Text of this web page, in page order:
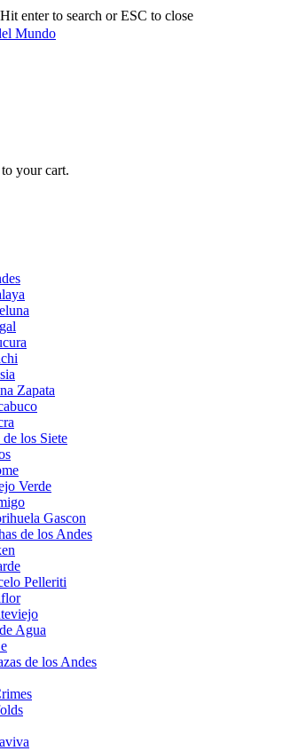
Hit enter to search or ESC to close
your cart.
Zapata
los Siete
Verde
Gascon
de los Andes
Pelleriti
Agua
de los Andes